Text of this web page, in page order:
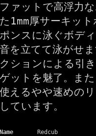
ファットで高浮力
た1mm厚サーキッ
ポンスに泳ぐボデ
音を立てて泳がせ
クションによる引
ゲットを魅了。ま
使えるやや速めの
しています。
Name
Redcub